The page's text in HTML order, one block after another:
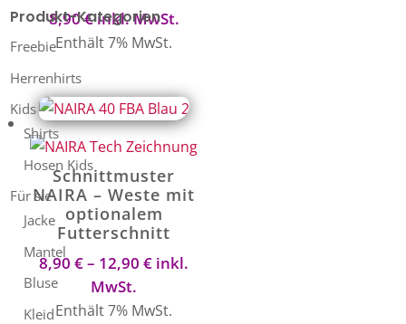
8,90€inkl. MwSt.
Enthält 7% MwSt.
Schnittmuster
NAIRA – Weste mit
optionalem
Futterschnitt
8,90 €– 12,90 €Preisspanne:
bis
inkl.
MwSt.
Enthält 7% MwSt.
Produkt-Kategorien
Freebie
Herrenhirts
Kids
Shirts
Hosen Kids
Für sie
Jacke
Mantel
Bluse
Kleid